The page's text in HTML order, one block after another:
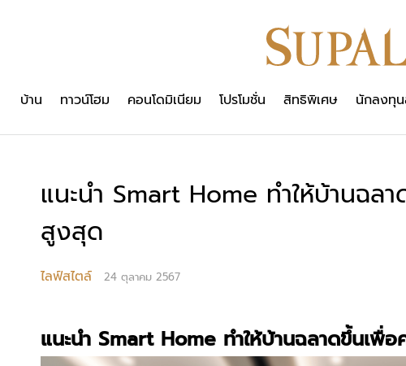
บ้าน ทาวน์โฮม คอนโดมิเนียม โปรโมชั่น สิทธิพิเศษ นักลงทุ
แนะนำ Smart Home ทำให้บ้านฉล
สูงสุด
ไลฟ์สไตล์ 24 ตุลาคม 2567
แนะนำ Smart Home ทำให้บ้านฉลาดขึ้นเพื่